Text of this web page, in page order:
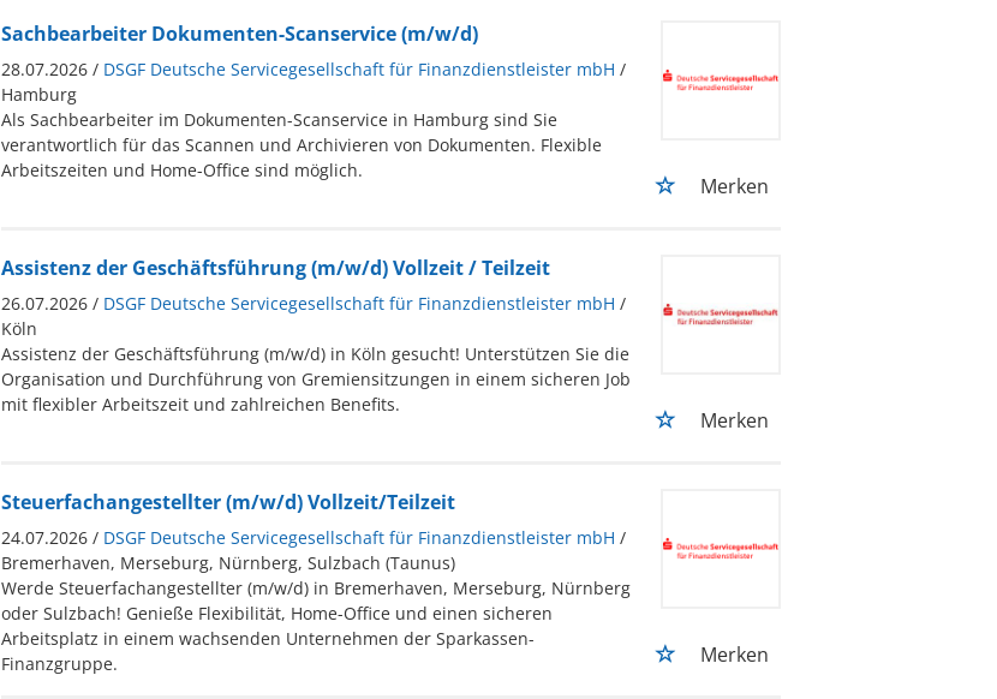
Sachbearbeiter Dokumenten-Scanservice (m/w/d)
28.07.2026 / DSGF Deutsche Servicegesellschaft für Finanzdienstleister mbH /
Hamburg
Als Sachbearbeiter im Dokumenten-Scanservice in Hamburg sind Sie
verantwortlich für das Scannen und Archivieren von Dokumenten. Flexible
Arbeitszeiten und Home-Office sind möglich.
Merken
Assistenz der Geschäftsführung (m/w/d) Vollzeit / Teilzeit
26.07.2026 / DSGF Deutsche Servicegesellschaft für Finanzdienstleister mbH /
Köln
Assistenz der Geschäftsführung (m/w/d) in Köln gesucht! Unterstützen Sie die
Organisation und Durchführung von Gremiensitzungen in einem sicheren Job
mit flexibler Arbeitszeit und zahlreichen Benefits.
Merken
Steuerfachangestellter (m/w/d) Vollzeit/Teilzeit
24.07.2026 / DSGF Deutsche Servicegesellschaft für Finanzdienstleister mbH /
Bremerhaven, Merseburg, Nürnberg, Sulzbach (Taunus)
Werde Steuerfachangestellter (m/w/d) in Bremerhaven, Merseburg, Nürnberg
oder Sulzbach! Genieße Flexibilität, Home-Office und einen sicheren
Arbeitsplatz in einem wachsenden Unternehmen der Sparkassen-
Finanzgruppe.
Merken